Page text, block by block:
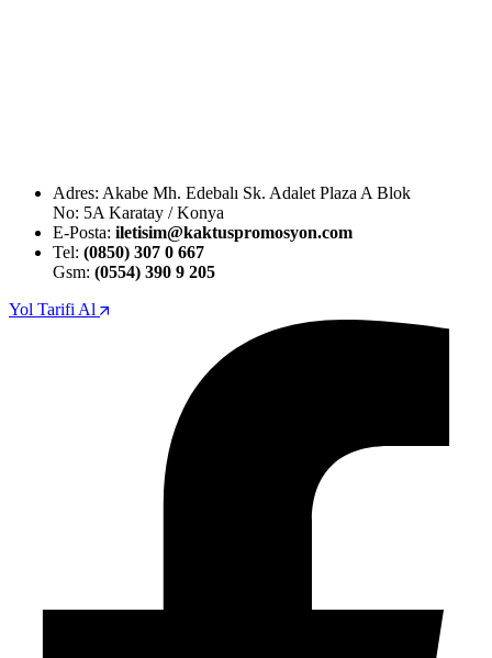
Adres: Akabe Mh. Edebalı Sk. Adalet Plaza A Blok
No: 5A Karatay / Konya
E-Posta: iletisim@kaktuspromosyon.com
Tel: (0850) 307 0 667
Gsm: (0554) 390 9 205
Yol Tarifi Al